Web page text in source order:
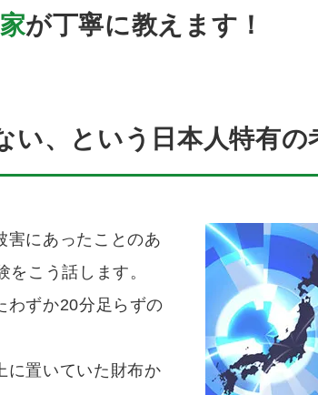
が丁寧に教えます！
い、という日本人特有の
害にあったことのあ
をこう話します。
わずか20分足らずの
に置いていた財布か